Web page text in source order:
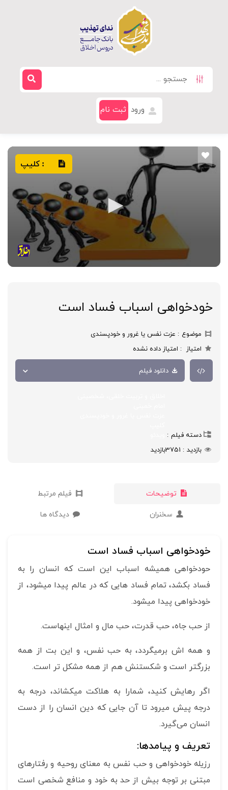
ورود ثبت نام
: کلیپ
خودخواهی اسباب فساد است
موضوع
عزت نفس یا غرور و خودپسندی
امتیاز
امتیاز داده نشده
دانلود فیلم
دسته فیلم
بازدید
3751بازدید
توضیحات فیلم مرتبط
سخنران دیدگاه ها
خودخواهی اسباب فساد است
حودخواهی همیشه اسباب این است که انسان را به
فساد بکشد، تمام فساد هایی که در عالم پیدا میشود، از
خودخواهی پیدا میشود.
از حب جاه، حب قدرت، حب مال و امثال اینهاست.
و همه اش برمیگردد، به حب نفس، و این بت از همه
بزرگتر است و شکستنش هم از همه مشکل تر است.
اگر رهایش کنید، شمارا به هلاکت میکشاند، درجه به
درجه پیش میرود تا آن جایی که دین انسان را از دست
انسان می‌گیرد.
تعریف و پیامدها:
رزیله خودخواهی و حب نفس به معنای روحیه و رفتارهای
مبتنی بر توجه بیش از حد به خود و منافع شخصی است